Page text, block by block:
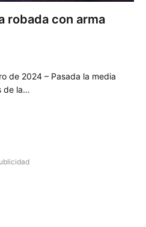
robada con arma
de 2024 – Pasada la media
de la…